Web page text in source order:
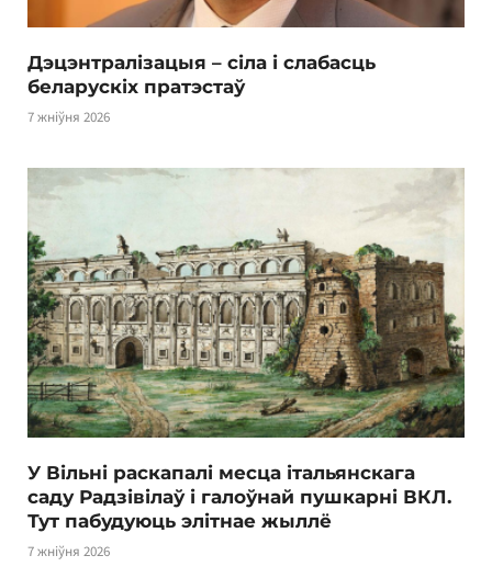
Дэцэнтралізацыя – сіла і слабасць
беларускіх пратэстаў
7 жніўня 2026
У Вільні раскапалі месца італьянскага
саду Радзівілаў і галоўнай пушкарні ВКЛ.
Тут пабудуюць элітнае жыллё
7 жніўня 2026